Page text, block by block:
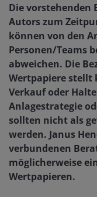
Die vorstehenden
Autors zum
können von den
Personen/Teams
abweichen. Die
Wertpapiere stellt
Verkauf oder
Anlagestrategie
sollten nicht als
werden. Janus
verbundenen
möglicherweise
Wertpapieren.